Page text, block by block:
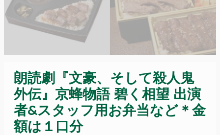
朗読劇『文豪、そして殺人鬼
外伝』京蜂物語 碧く相望 出演
者&スタッフ用お弁当など＊金
額は１口分